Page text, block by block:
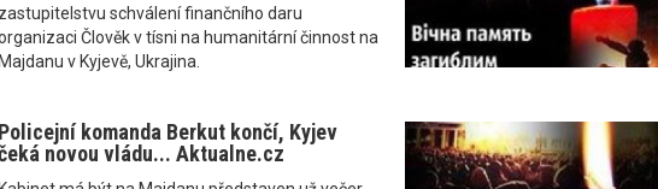
zastupitelstvu schválení finančního daru
Člověk v tísni na humanitární činnost na
Majdanu v Kyjevě, Ukrajina.
Policejní komanda Berkut končí, Kyjev
novou vládu... Aktualne.cz